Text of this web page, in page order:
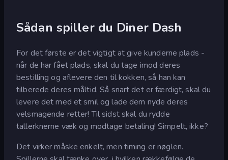
Sådan spiller du Diner Dash
For det første er det vigtigt at give kunderne plads -
når de har fået plads, skal du tage imod deres
bestilling og aflevere den til kokken, så han kan
tilberede deres måltid. Så snart det er færdigt, skal du
levere det med et smil og lade dem nyde deres
velsmagende retter! Til sidst skal du rydde
tallerknerne væk og modtage betaling! Simpelt, ikke?
Det virker måske enkelt, men timing er nøglen.